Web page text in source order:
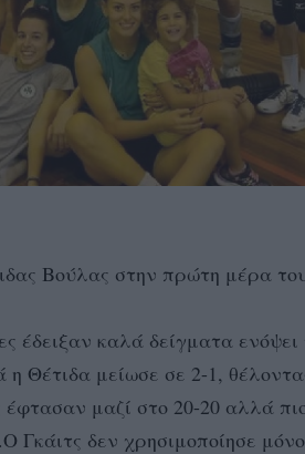
Βούλας στην πρώτη μέρα
έδειξαν καλά δείγματα ενόψει
μείωσε σε 2-1,
μαζί στο 20-20 αλλά
δεν χρησιμοποίησε